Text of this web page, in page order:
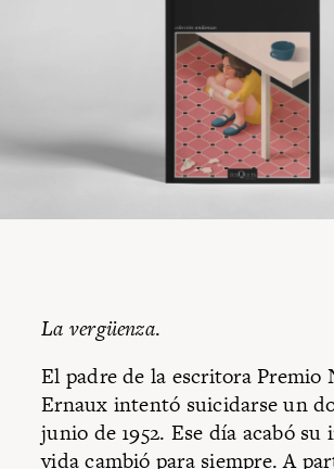
La vergüenza.
El padre de la escritora Premio
Ernaux intentó suicidarse un
junio de 1952. Ese día acabó su
vida cambió para siempre. A